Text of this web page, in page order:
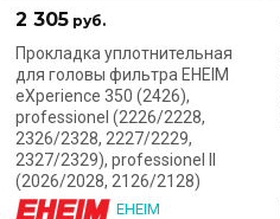
2 305 руб.
Прокладка уплотнительная
для головы фильтра EHEIM
eXperience 350 (2426),
professionel (2226/2228,
2326/2328, 2227/2229,
2327/2329), professionel II
(2026/2028, 2126/2128)
EHEIM